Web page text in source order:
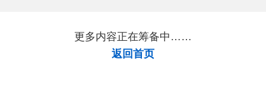
更多内容正在筹备中……
返回首页